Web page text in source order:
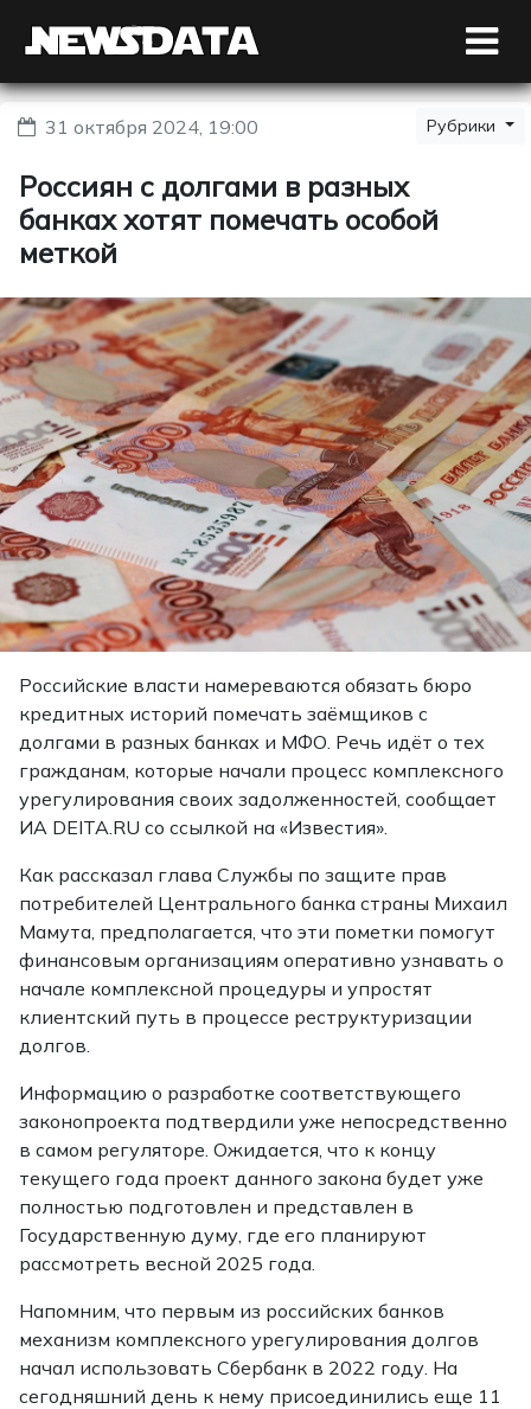
31 октября 2024, 19:00 Рубрики
Россиян с долгами в разных
банках хотят помечать особой
меткой
Российские власти намереваются обязать бюро
кредитных историй помечать заёмщиков с
долгами в разных банках и МФО. Речь идёт о тех
гражданам, которые начали процесс комплексного
урегулирования своих задолженностей, сообщает
ИА DEITA.RU со ссылкой на «Известия».
Как рассказал глава Службы по защите прав
потребителей Центрального банка страны Михаил
Мамута, предполагается, что эти пометки помогут
финансовым организациям оперативно узнавать о
начале комплексной процедуры и упростят
клиентский путь в процессе реструктуризации
долгов.
Информацию о разработке соответствующего
законопроекта подтвердили уже непосредственно
в самом регуляторе. Ожидается, что к концу
текущего года проект данного закона будет уже
полностью подготовлен и представлен в
Государственную думу, где его планируют
рассмотреть весной 2025 года.
Напомним, что первым из российских банков
механизм комплексного урегулирования долгов
начал использовать Сбербанк в 2022 году. На
сегодняшний день к нему присоединились еще 11